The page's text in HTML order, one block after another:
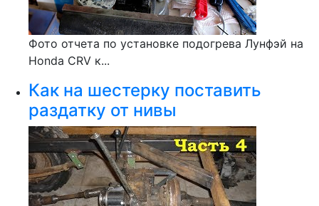
Фото отчета по установке подогрева Лунфэй на
Honda CRV к...
Как на шестерку поставить
раздатку от нивы